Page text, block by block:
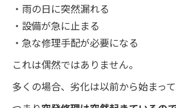
・雨の日に突然漏れる
・設備が急に止まる
・急な修理手配が必要になる
これは偶然ではありません。
多くの場合、劣化は以前から始まって